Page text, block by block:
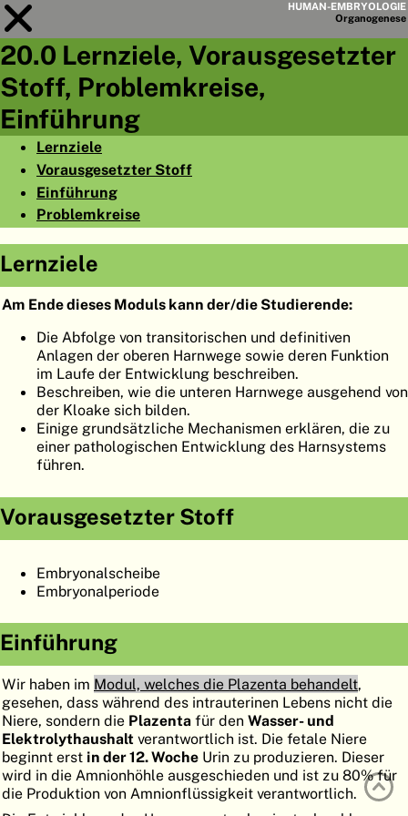
HUMAN-EMBRYOLOGIE
Organogenese
Modul
HOME
EMBRYOGENESE
ORGANOGENESE
ATLASEMBRYOLOGY
HILFE
20.0 Lernziele, Vorausgesetzter
Stoff, Problemkreise,
Einführung
Lernziele
Vorausgesetzter Stoff
Einführung
Problemkreise
Lernziele
Am Ende dieses Moduls kann der/die Studierende:
Die Abfolge von transitorischen und definitiven
Anlagen der oberen Harnwege sowie deren Funktion
im Laufe der Entwicklung beschreiben.
Beschreiben, wie die unteren Harnwege ausgehend von
der Kloake sich bilden.
Einige grundsätzliche Mechanismen erklären, die zu
einer pathologischen Entwicklung des Harnsystems
führen.
Vorausgesetzter Stoff
Embryonalscheibe
Embryonalperiode
Einführung
Wir haben im Modul, welches die Plazenta behandelt,
gesehen, dass während des intrauterinen Lebens nicht die
Niere, sondern die Plazenta für den Wasser- und
Elektrolythaushalt verantwortlich ist. Die fetale Niere
beginnt erst in der 12. Woche Urin zu produzieren. Dieser
wird in die Amnionhöhle ausgeschieden und ist zu 80% für
die Produktion von Amnionflüssigkeit verantwortlich.